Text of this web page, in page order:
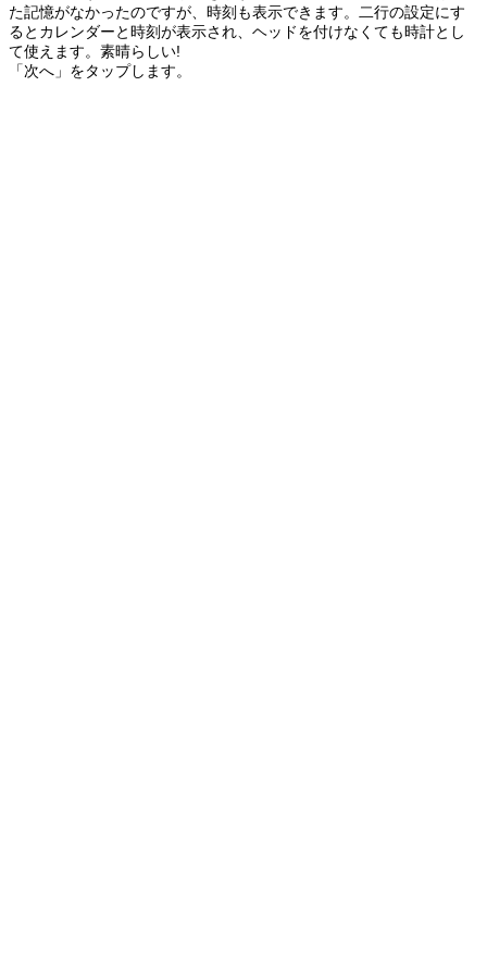
た記憶がなかったのですが、時刻も表示できます。二行の設定にす
るとカレンダーと時刻が表示され、ヘッドを付けなくても時計とし
て使えます。素晴らしい!
「次へ」をタップします。